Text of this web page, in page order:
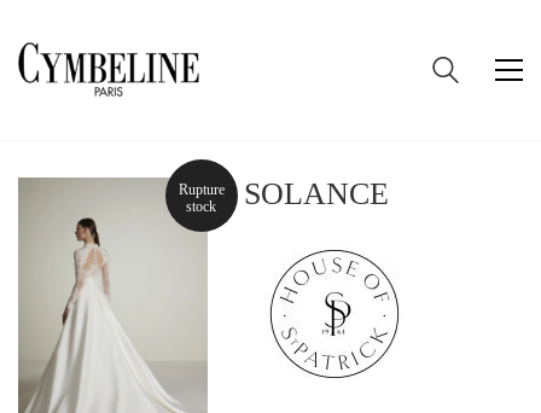
Rupture
stock
SOLANCE